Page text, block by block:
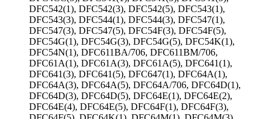
DFC542(1), DFC542(3), DFC542(5), DFC543(1),
DFC543(3), DFC544(1), DFC544(3), DFC547(1),
DFC547(3), DFC547(5), DFC54F(3), DFC54F(5),
DFC54G(1), DFC54G(3), DFC54G(5), DFC54K(1),
DFC54N(1), DFC611BA/706, DFC611BM/706,
DFC61A(1), DFC61A(3), DFC61A(5), DFC641(1),
DFC641(3), DFC641(5), DFC647(1), DFC64A(1),
DFC64A(3), DFC64A(5), DFC64A/706, DFC64D(1),
DFC64D(3), DFC64D(5), DFC64E(1), DFC64E(2),
DFC64E(4), DFC64E(5), DFC64F(1), DFC64F(3),